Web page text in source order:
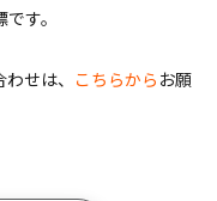
す。
せは、 こちらから お願